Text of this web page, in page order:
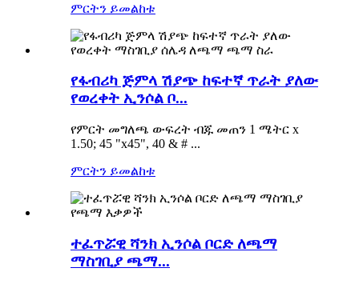
ምርትን ይመልከቱ
የፋብሪካ ጅምላ ሽያጭ ከፍተኛ ጥራት ያለው
የወረቀት ኢንሶል ቦ...
የምርት መግለጫ ውፍረት ብጁ መጠን 1 ሜትር x
1.50; 45 "x45", 40 & # ...
ምርትን ይመልከቱ
ተፈጥሯዊ ሻንክ ኢንሶል ቦርድ ለጫማ
ማስገቢያ ጫማ...